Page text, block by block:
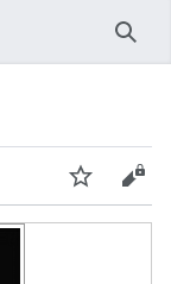
Следить